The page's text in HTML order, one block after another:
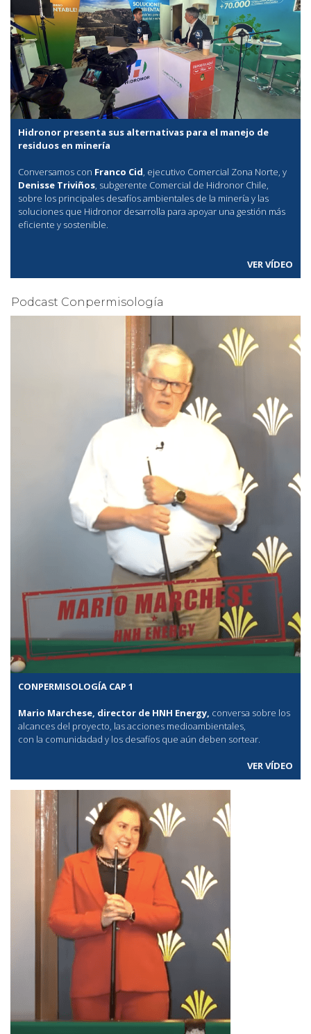
Hidronor presenta sus alternativas para el manejo de
residuos en minería
Conversamos con Franco Cid, ejecutivo Comercial Zona Norte, y
Denisse Triviños, subgerente Comercial de Hidronor Chile,
sobre los principales desafíos ambientales de la minería y las
soluciones que Hidronor desarrolla para apoyar una gestión más
eficiente y sostenible.
VER VÍDEO
Podcast Conpermisología
CONPERMISOLOGÍA CAP 1
Mario Marchese, director de HNH Energy, conversa sobre los
alcances del proyecto, las acciones medioambientales,
con la comunidadad y los desafíos que aún deben sortear.
VER VÍDEO